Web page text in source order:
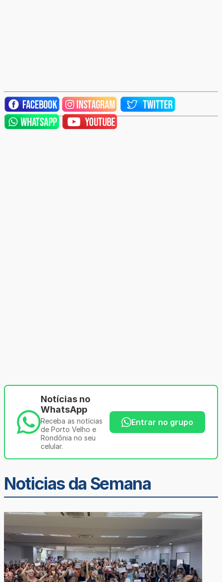
Notícias no
WhatsApp
Receba as notícias
de Porto Velho e
Rondônia no seu
celular.
Entrar no grupo
Noticias da Semana